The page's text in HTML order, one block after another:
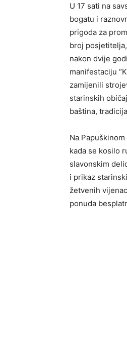
U 17 sati na
bogatu i
prigoda za
broj
nakon dvije
manifestaciju
zamijenili
starinskih
baština,
Na
kada se kosilo
slavonskim
i prikaz
žetvenih
ponuda